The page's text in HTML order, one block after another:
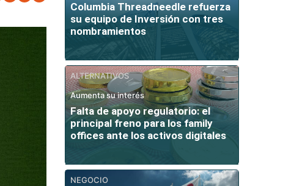
Columbia Threadneedle refuerza
su equipo de Inversión con tres
nombramientos
ALTERNATIVOS
Aumenta su interés
Falta de apoyo regulatorio: el
principal freno para los family
offices ante los activos digitales
NEGOCIO